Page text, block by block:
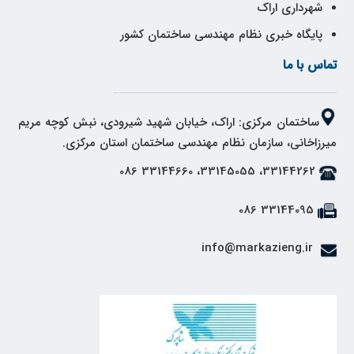
شهرداری اراک
پایگاه خبری نظام مهندسی ساختمان کشور
تماس با ما
ساختمان مرکزی: اراک، خیابان شهید شیرودی، نبش کوچه مریم
میرزاخانی، سازمان نظام مهندسی ساختمان استان مرکزی.
33144262، 33145055، 33144660 086
33144095 086